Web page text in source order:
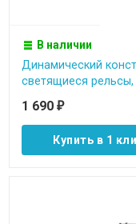
В наличии
Динамический
светящиеся рельсы,
1 690 ₽
Купить в 1